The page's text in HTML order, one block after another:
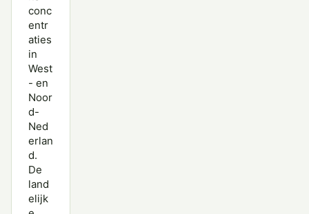
conc
entr
aties
in
West
- en
Noor
d-
Ned
erlan
d.
De
land
elijk